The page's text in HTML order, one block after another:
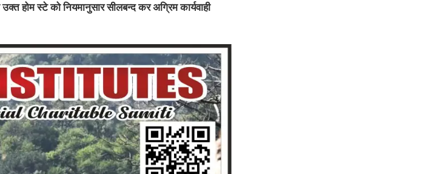
होम स्टे को नियमानुसार सीलबन्द कर अग्रिम कार्यवाही